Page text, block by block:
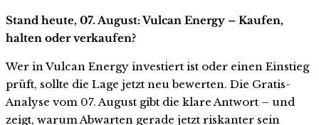
Stand heute, 07. August: Vulcan Energy – Kaufen,
halten oder verkaufen?
Wer in Vulcan Energy investiert ist oder einen Einstieg
prüft, sollte die Lage jetzt neu bewerten. Die Gratis-
Analyse vom 07. August gibt die klare Antwort – und
zeigt, warum Abwarten gerade jetzt riskanter sein